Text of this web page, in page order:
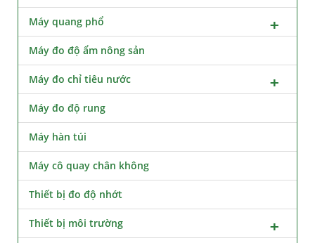
Máy quang phổ
Máy đo độ ẩm nông sản
Máy đo chỉ tiêu nước
Máy đo độ rung
Máy hàn túi
Máy cô quay chân không
Thiết bị đo độ nhớt
Thiết bị môi trường